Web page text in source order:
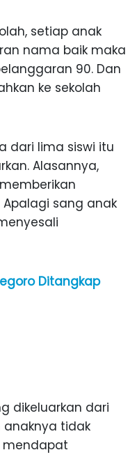
setiap anak
nama baik maka
90. Dan
ke sekolah
dari lima siswi itu
Alasannya,
sang anak
Ditangkap
dikeluarkan dari
anaknya tidak
mendapat